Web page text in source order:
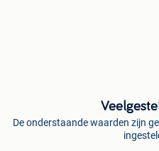
De onderstaande waarden zijn